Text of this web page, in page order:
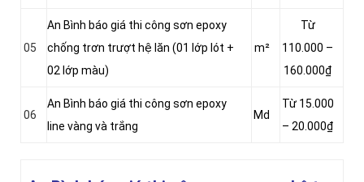
05
An Bình báo giá thi công sơn epoxy
chống trơn trượt hệ lăn (01 lớp lót +
02 lớp màu)
m²
Từ
110.000 –
160.000₫
06
An Bình báo giá thi công sơn epoxy
line vàng và trắng
Md
Từ 15.000
– 20.000₫